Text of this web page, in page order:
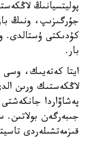
پوليتسيانىڭ
بار.
ايتا كەتەيىك، وسى
لاڭكەستىك ورىن
پەشاۆاردا
جىبەرگەن بولاتىن.
قىزمەتشىلەردى